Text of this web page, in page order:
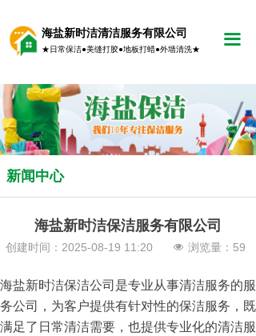
海盐新时洁清洁服务有限公司
★日常保洁●美缝打胶●地板打蜡●外墙清洗★
끀
新闻中心
海盐新时洁保洁服务有限公司
创建时间： 2025-08-19 11:20 넶 浏览量： 59
海盐新时洁保洁公司是专业从事清洁服务的服
务公司，为客户提供有针对性的保洁服务，既
满足了日常清洁需要，也提供专业化的清洁服